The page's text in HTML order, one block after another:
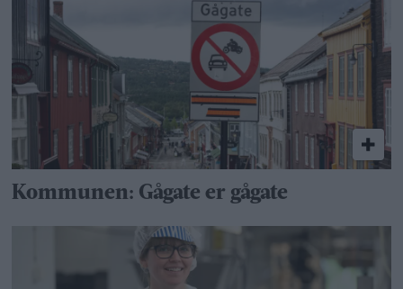
Kommunen: Gågate er gågate